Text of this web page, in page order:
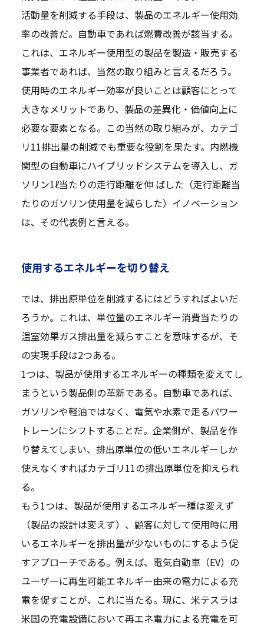
活動量を削減する手段は、製品のエネルギー使用効
率の改善だ。自動車であれば燃費改善が該当する。
これは、エネルギー使用型の製品を製造・販売する
事業者であれば、当然の取り組みと言えるだろう。
使用時のエネルギー効率が良いことは顧客にとって
大きなメリットであり、製品の差異化・価値向上に
必要な要素となる。この当然の取り組みが、カテゴ
リ11排出量の削減でも重要な役割を果たす。内燃機
関型の自動車にハイブリッドシステムを導入し、ガ
ソリン1ℓ当たりの走行距離を伸 ばした（走行距離当
たりのガソリン使用量を減らした）イノベーション
は、その代表例と言える。
使用するエネルギーを切り替え
では、排出原単位を削減するにはどうすればよいだ
ろうか。これは、単位量のエネルギー消費当たりの
温室効果ガス排出量を減らすことを意味するが、そ
の実現手段は2つある。
1つは、製品が使用するエネルギーの種類を変えてし
まうという製品側の革新である。自動車であれば、
ガソリンや軽油ではなく、電気や水素で走るパワー
トレーンにシフトすることだ。企業側が、製品を作
り替えてしまい、排出原単位の低いエネルギーしか
使えなくすればカテゴリ11の排出原単位を抑えられ
る。
もう1つは、製品が使用するエネルギー種は変えず
（製品の設計は変えず）、顧客に対して使用時に用
いるエネルギーを排出量が少ないものにするよう促
すアプローチである。例えば、電気自動車（EV）の
ユーザーに再生可能エネルギー由来の電力による充
電を促すことが、これに当たる。現に、米テスラは
米国の充電設備において再エネ電力による充電を可